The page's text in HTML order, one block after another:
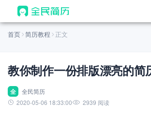
首页
AI 生成简历
AI 优化简历
AI 翻译简历
首页 简历教程 正文
教你制作一份排版漂亮的简
全
全民简历
2020-05-06 18:33:00
2939 阅读